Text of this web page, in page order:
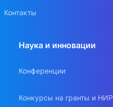
Контакты
Наука и инновации
Конференции
Конкурсы на гранты и НИР